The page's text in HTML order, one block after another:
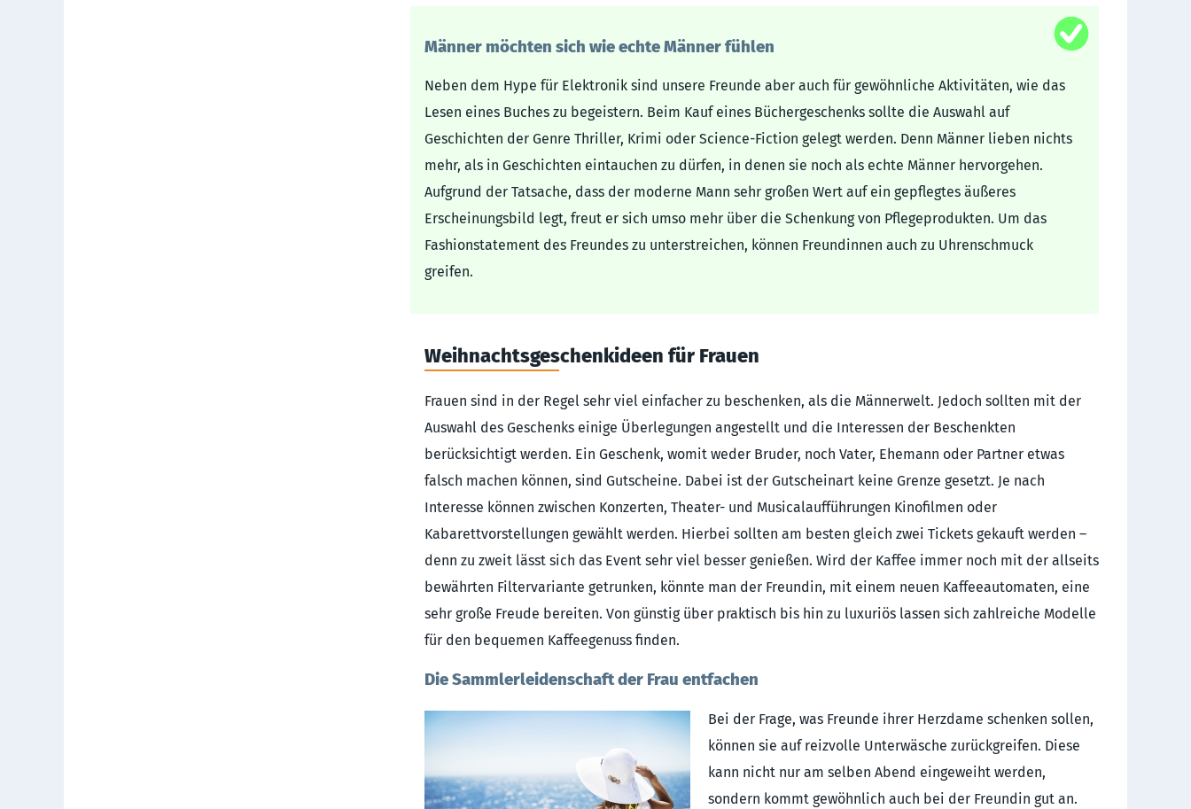
Männer möchten sich wie echte Männer fühlen
Neben dem Hype für Elektronik sind unsere Freunde aber auch für gewöhnliche Aktivitäten, wie das
Lesen eines Buches zu begeistern. Beim Kauf eines Büchergeschenks sollte die Auswahl auf
Geschichten der Genre Thriller, Krimi oder Science-Fiction gelegt werden. Denn Männer lieben nichts
mehr, als in Geschichten eintauchen zu dürfen, in denen sie noch als echte Männer hervorgehen.
Aufgrund der Tatsache, dass der moderne Mann sehr großen Wert auf ein gepflegtes äußeres
Erscheinungsbild legt, freut er sich umso mehr über die Schenkung von Pflegeprodukten. Um das
Fashionstatement des Freundes zu unterstreichen, können Freundinnen auch zu Uhrenschmuck
greifen.
Weihnachtsgeschenkideen für Frauen
Frauen sind in der Regel sehr viel einfacher zu beschenken, als die Männerwelt. Jedoch sollten mit der
Auswahl des Geschenks einige Überlegungen angestellt und die Interessen der Beschenkten
berücksichtigt werden. Ein Geschenk, womit weder Bruder, noch Vater, Ehemann oder Partner etwas
falsch machen können, sind Gutscheine. Dabei ist der Gutscheinart keine Grenze gesetzt. Je nach
Interesse können zwischen Konzerten, Theater- und Musicalaufführungen Kinofilmen oder
Kabarettvorstellungen gewählt werden. Hierbei sollten am besten gleich zwei Tickets gekauft werden –
denn zu zweit lässt sich das Event sehr viel besser genießen. Wird der Kaffee immer noch mit der allseits
bewährten Filtervariante getrunken, könnte man der Freundin, mit einem neuen Kaffeeautomaten, eine
sehr große Freude bereiten. Von günstig über praktisch bis hin zu luxuriös lassen sich zahlreiche Modelle
für den bequemen Kaffeegenuss finden.
Die Sammlerleidenschaft der Frau entfachen
Bei der Frage, was Freunde ihrer Herzdame schenken sollen,
können sie auf reizvolle Unterwäsche zurückgreifen. Diese
kann nicht nur am selben Abend eingeweiht werden,
sondern kommt gewöhnlich auch bei der Freundin gut an.